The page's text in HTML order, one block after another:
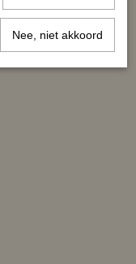
Paris Flower
Nee, niet akkoord